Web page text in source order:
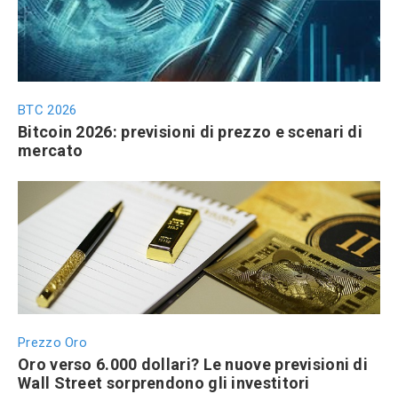
BTC 2026
Bitcoin 2026: previsioni di prezzo e scenari di
mercato
Prezzo Oro
Oro verso 6.000 dollari? Le nuove previsioni di
Wall Street sorprendono gli investitori